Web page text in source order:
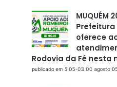
MUQUÉM
oferece
Rodovia da Fé nesta
publicado em 5 05-03:00 agosto